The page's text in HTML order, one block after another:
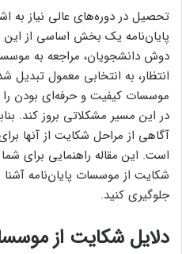
تحصیل در دوره‌های عالی نیاز به
پایان‌نامه یک بخش اساسی از این
دوش دانشجویان، مراجعه به
انتظار، به انتخابی معمول
موسسات کیفیت و حرفه‌ای بودن
در این مسیر مشکلاتی بروز کند.
آگاهی از مراحل شکایت از آنها
است. این مقاله راهنمایی برای
شکایت از موسسات پایان‌نامه
جلوگیری کنید.
دلایل شکایت از